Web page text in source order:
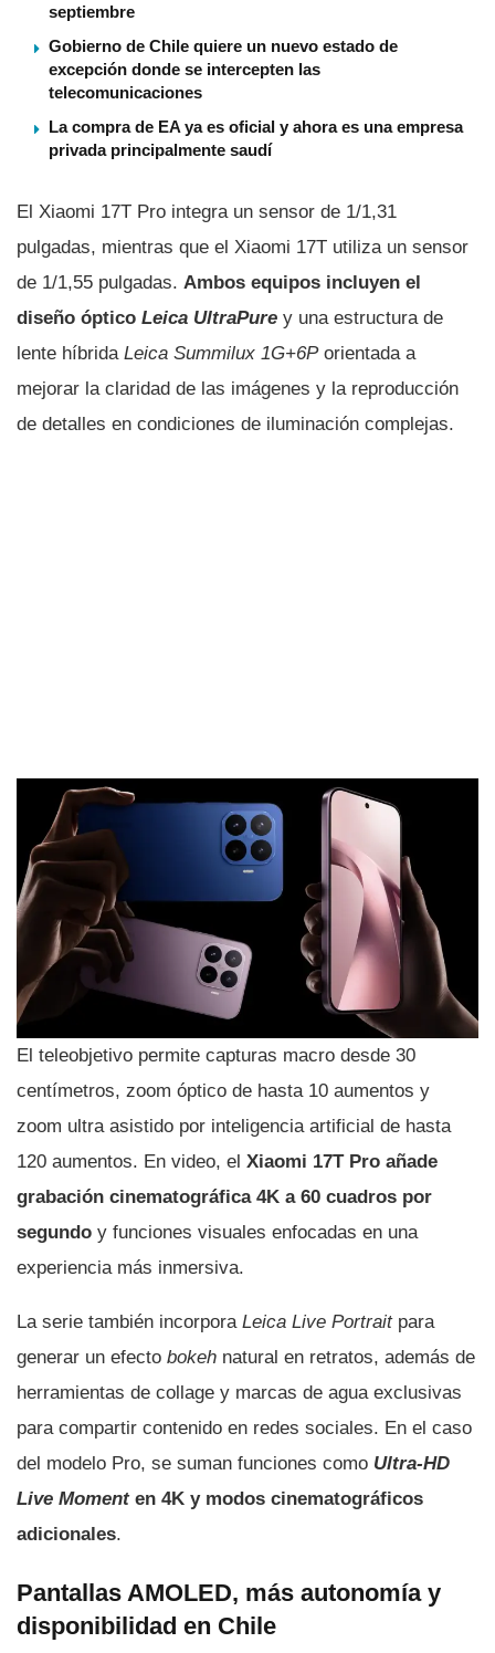
septiembre
Gobierno de Chile quiere un nuevo estado de
excepción donde se intercepten las
telecomunicaciones
La compra de EA ya es oficial y ahora es una empresa
privada principalmente saudí
El Xiaomi 17T Pro integra un sensor de 1/1,31
pulgadas, mientras que el Xiaomi 17T utiliza un sensor
de 1/1,55 pulgadas. Ambos equipos incluyen el
diseño óptico Leica UltraPure y una estructura de
lente híbrida Leica Summilux 1G+6Porientada a
mejorar la claridad de las imágenes y la reproducción
de detalles en condiciones de iluminación complejas.
El teleobjetivo permite capturas macro desde 30
centímetros, zoom óptico de hasta 10 aumentos y
zoom ultra asistido por inteligencia artificial de hasta
120 aumentos. En video, el Xiaomi 17T Pro añade
grabación cinematográfica 4K a 60 cuadros por
segundo y funciones visuales enfocadas en una
experiencia más inmersiva.
La serie también incorpora Leica Live Portrait para
generar un efecto bokeh natural en retratos, además de
herramientas de collage y marcas de agua exclusivas
para compartir contenido en redes sociales. En el caso
del modelo Pro, se suman funciones como Ultra-HD
Live Moment en 4K y modos cinematográficos
adicionales.
Pantallas AMOLED, más autonomía y
disponibilidad en Chile